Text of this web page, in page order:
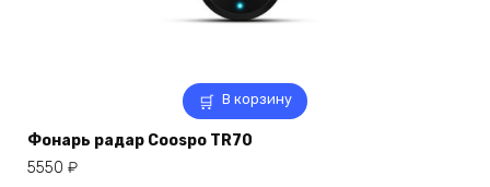
В корзину
Фонарь радар Coospo TR70
5550 ₽